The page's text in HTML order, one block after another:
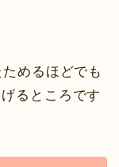
めるほどでも
るところです